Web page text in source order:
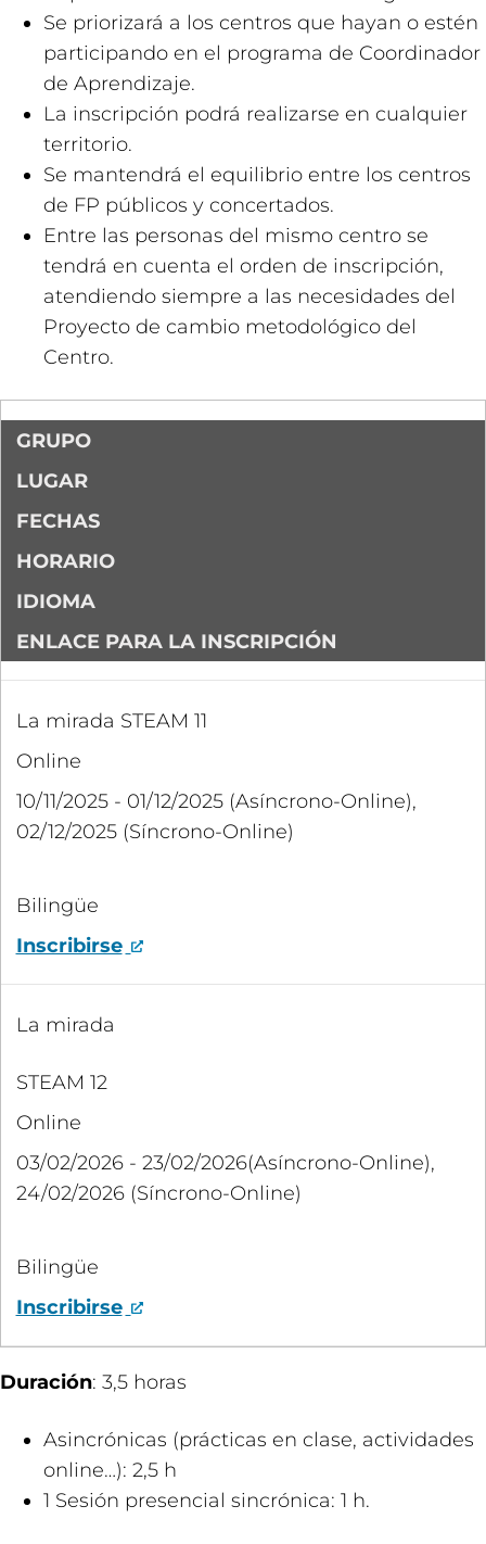
Se priorizará a los centros que hayan o estén
participando en el programa de Coordinador
de Aprendizaje.
La inscripción podrá realizarse en cualquier
territorio.
Se mantendrá el equilibrio entre los centros
de FP públicos y concertados.
Entre las personas del mismo centro se
tendrá en cuenta el orden de inscripción,
atendiendo siempre a las necesidades del
Proyecto de cambio metodológico del
Centro.
GRUPO
LUGAR
FECHAS
HORARIO
IDIOMA
ENLACE PARA LA INSCRIPCIÓN
La mirada STEAM 11
Online
10/11/2025 - 01/12/2025 (Asíncrono-Online),
02/12/2025 (Síncrono-Online)
Bilingüe
Inscribirse
La mirada
STEAM 12
Online
03/02/2026 - 23/02/2026(Asíncrono-Online),
24/02/2026 (Síncrono-Online)
Bilingüe
Inscribirse
Duración: 3,5 horas
​Asincrónicas (prácticas en clase, actividades
online…): 2,5 h
1 Sesión presencial sincrónica: 1 h.​